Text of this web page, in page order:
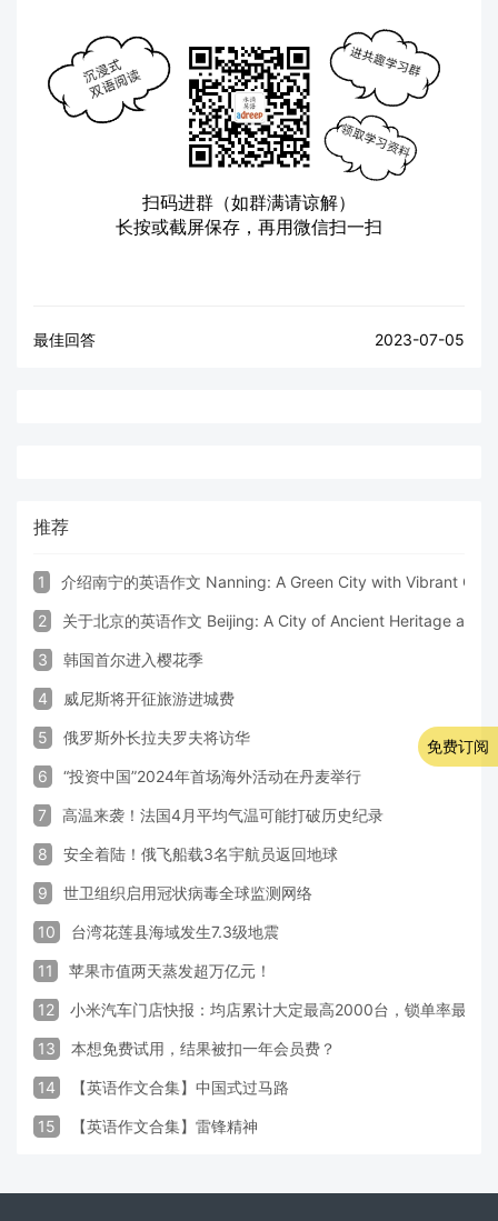
扫码进群（如群满请谅解）
长按或截屏保存，再用微信扫一扫
最佳回答 2023-07-05
推荐
1 介绍南宁的英语作文 Nanning: A Green City with Vibrant
2 关于北京的英语作文 Beijing: A City of Ancient Heritage and
3 韩国首尔进入樱花季
4 威尼斯将开征旅游进城费
5 俄罗斯外长拉夫罗夫将访华
6 “投资中国”2024年首场海外活动在丹麦举行
7 高温来袭！法国4月平均气温可能打破历史纪录
8 安全着陆！俄飞船载3名宇航员返回地球
9 世卫组织启用冠状病毒全球监测网络
10 台湾花莲县海域发生7.3级地震
11 苹果市值两天蒸发超万亿元！
12 小米汽车门店快报：均店累计大定最高2000台，锁单率最高
13 本想免费试用，结果被扣一年会员费？
14 【英语作文合集】中国式过马路
15 【英语作文合集】雷锋精神
免费订阅